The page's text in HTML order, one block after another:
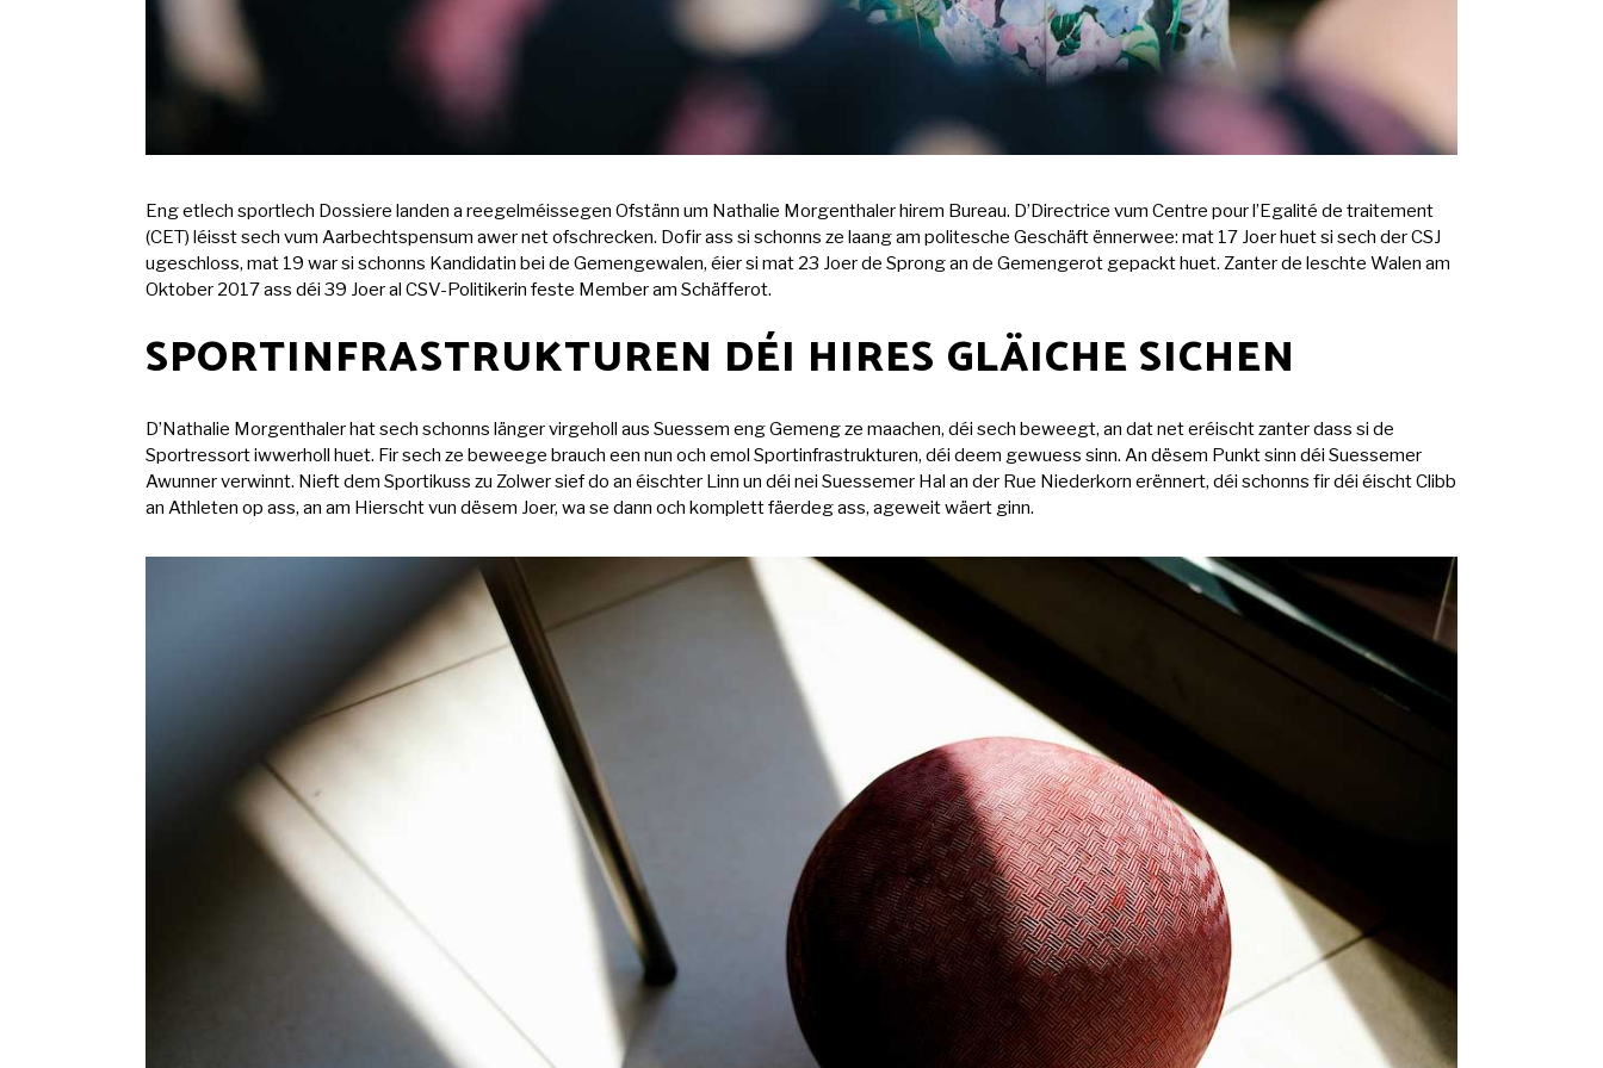
Eng etlech sportlech Dossiere landen a reegelméissegen Ofstänn um Nathalie Morgenthaler hirem Bureau. D’Directrice vum Centre pour l’Egalité de traitement
(CET) léisst sech vum Aarbechtspensum awer net ofschrecken. Dofir ass si schonns ze laang am politesche Geschäft ënnerwee: mat 17 Joer huet si sech der CSJ
ugeschloss, mat 19 war si schonns Kandidatin bei de Gemengewalen, éier si mat 23 Joer de Sprong an de Gemengerot gepackt huet. Zanter de leschte Walen am
Oktober 2017 ass déi 39 Joer al CSV-Politikerin feste Member am Schäfferot.
SPORTINFRASTRUKTUREN DÉI HIRES GLÄICHE SICHEN
D’Nathalie Morgenthaler hat sech schonns länger virgeholl aus Suessem eng Gemeng ze maachen, déi sech beweegt, an dat net eréischt zanter dass si de
Sportressort iwwerholl huet. Fir sech ze beweege brauch een nun och emol Sportinfrastrukturen, déi deem gewuess sinn. An dësem Punkt sinn déi Suessemer
Awunner verwinnt. Nieft dem Sportikuss zu Zolwer sief do an éischter Linn un déi nei Suessemer Hal an der Rue Niederkorn erënnert, déi schonns fir déi éischt Clibb
an Athleten op ass, an am Hierscht vun dësem Joer, wa se dann och komplett fäerdeg ass, ageweit wäert ginn.